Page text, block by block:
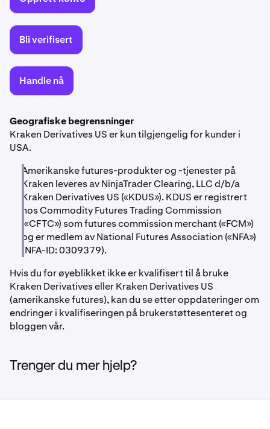
Bli verifisert
Handle nå
Geografiske begrensninger
Kraken Derivatives US er kun tilgjengelig for kunder i
USA.
Amerikanske futures-produkter og -tjenester på
Kraken leveres av NinjaTrader Clearing, LLC d/b/a
Kraken Derivatives US («KDUS»). KDUS er registrert
hos Commodity Futures Trading Commission
(«CFTC») som futures commission merchant («FCM»)
og er medlem av National Futures Association («NFA»)
(NFA-ID: 0309379).
Hvis du for øyeblikket ikke er kvalifisert til å bruke
Kraken Derivatives eller Kraken Derivatives US
(amerikanske futures), kan du se etter oppdateringer om
endringer i kvalifiseringen på brukerstøttesenteret og
bloggen vår.
Trenger du mer hjelp?